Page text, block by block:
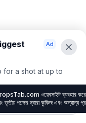
for a shot at up to
ওয়েবসাইট ব্যবহার করে,
তৃতীয় পক্ষের দ্বারা কুকিজ এবং অন্যান্য